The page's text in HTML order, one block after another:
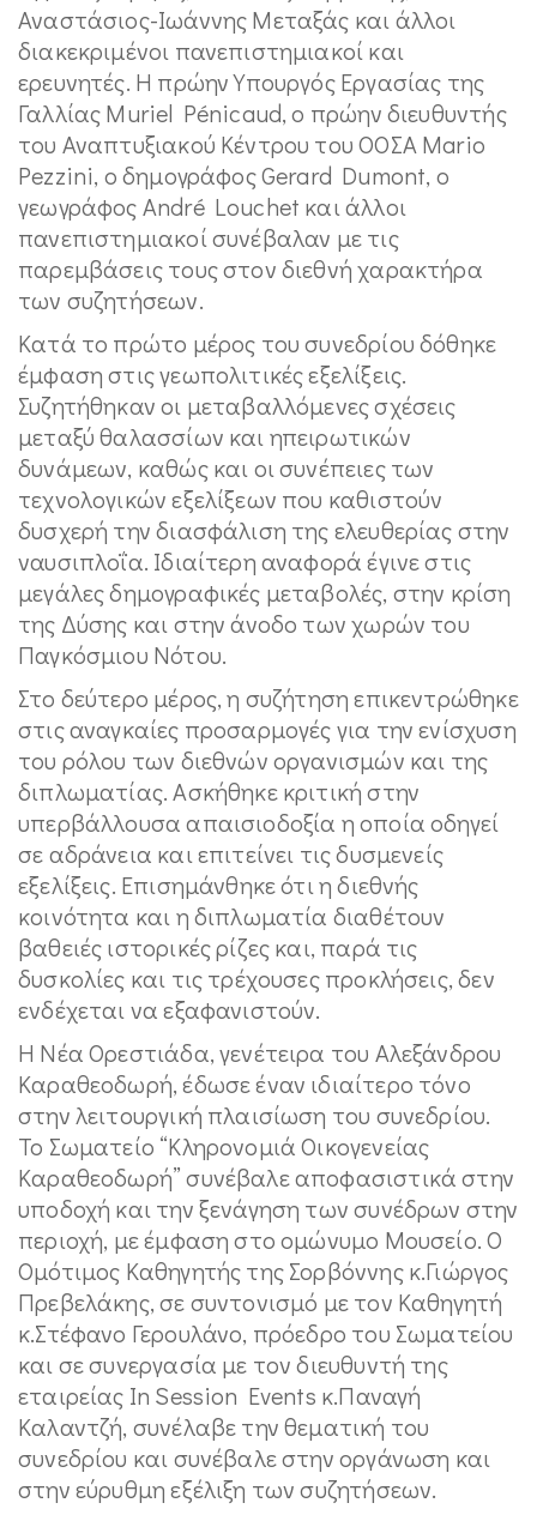
Αναστάσιος-Ιωάννης Μεταξάς και άλλοι
διακεκριμένοι πανεπιστημιακοί και
ερευνητές. Η πρώην Υπουργός Εργασίας της
Γαλλίας Muriel Pénicaud, ο πρώην διευθυντής
του Αναπτυξιακού Κέντρου του ΟΟΣΑ Mario
Pezzini, ο δημογράφος Gerard Dumont, o
γεωγράφος André Louchet και άλλοι
πανεπιστημιακοί συνέβαλαν με τις
παρεμβάσεις τους στον διεθνή χαρακτήρα
των συζητήσεων.
Κατά το πρώτο μέρος του συνεδρίου δόθηκε
έμφαση στις γεωπολιτικές εξελίξεις.
Συζητήθηκαν οι μεταβαλλόμενες σχέσεις
μεταξύ θαλασσίων και ηπειρωτικών
δυνάμεων, καθώς και οι συνέπειες των
τεχνολογικών εξελίξεων που καθιστούν
δυσχερή την διασφάλιση της ελευθερίας στην
ναυσιπλοΐα. Ιδιαίτερη αναφορά έγινε στις
μεγάλες δημογραφικές μεταβολές, στην κρίση
της Δύσης και στην άνοδο των χωρών του
Παγκόσμιου Νότου.
Στο δεύτερο μέρος, η συζήτηση επικεντρώθηκε
στις αναγκαίες προσαρμογές για την ενίσχυση
του ρόλου των διεθνών οργανισμών και της
διπλωματίας. Ασκήθηκε κριτική στην
υπερβάλλουσα απαισιοδοξία η οποία οδηγεί
σε αδράνεια και επιτείνει τις δυσμενείς
εξελίξεις. Επισημάνθηκε ότι η διεθνής
κοινότητα και η διπλωματία διαθέτουν
βαθειές ιστορικές ρίζες και, παρά τις
δυσκολίες και τις τρέχουσες προκλήσεις, δεν
ενδέχεται να εξαφανιστούν.
Η Νέα Ορεστιάδα, γενέτειρα του Αλεξάνδρου
Καραθεοδωρή, έδωσε έναν ιδιαίτερο τόνο
στην λειτουργική πλαισίωση του συνεδρίου.
Το Σωματείο “Κληρονομιά Οικογενείας
Καραθεοδωρή” συνέβαλε αποφασιστικά στην
υποδοχή και την ξενάγηση των συνέδρων στην
περιοχή, με έμφαση στο ομώνυμο Μουσείο. Ο
Ομότιμος Καθηγητής της Σορβόννης κ.Γιώργος
Πρεβελάκης, σε συντονισμό με τον Καθηγητή
κ.Στέφανο Γερουλάνο, πρόεδρο του Σωματείου
και σε συνεργασία με τον διευθυντή της
εταιρείας In Session Events κ.Παναγή
Καλαντζή, συνέλαβε την θεματική του
συνεδρίου και συνέβαλε στην οργάνωση και
στην εύρυθμη εξέλιξη των συζητήσεων.